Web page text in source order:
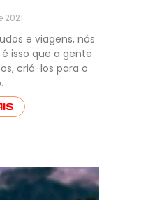
e viagens, nós
isso que a gente
criá-los para o